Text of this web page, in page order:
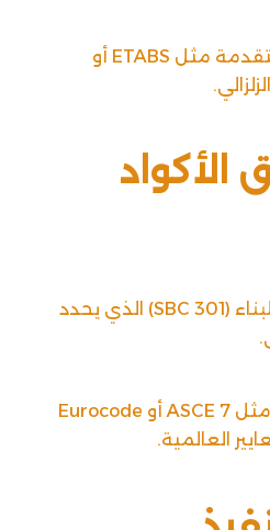
استخدام برامج تصميم متقدمة مثل ETABS أو
الأكواد
الالتزام بالكود السعودي للبناء (SBC 301) الذي يحدد
الرجوع إلى الأكواد الدولية مثل ASCE 7 أو Eurocode